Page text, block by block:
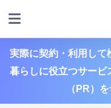
実際に契約・利用して
暮らしに役立つサービ
（PR）